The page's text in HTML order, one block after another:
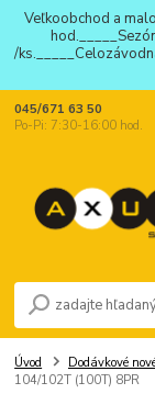
Veľkoobchod a
/
045/671 63 50
Po-Pi: 7:30-16:00 hod.
Úvod Dodávkové
104/102T (100T) 8PR